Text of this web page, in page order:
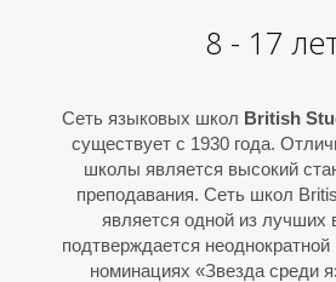
8 - 17
Сеть языковых школ British
существует с 1930 года.
школы является высокий
преподавания. Сеть школ
является одной из лучших
подтверждается
номинациях «Звезда среди